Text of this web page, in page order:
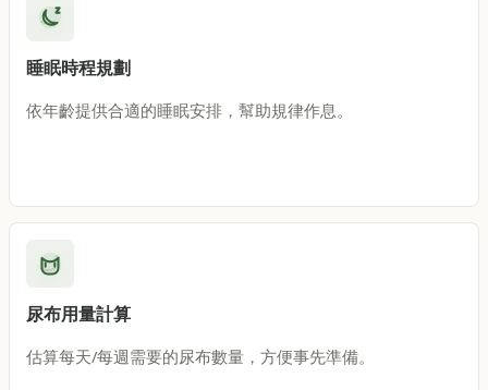
睡眠時程規劃
依年齡提供合適的睡眠安排，幫助規律作息。
尿布用量計算
估算每天/每週需要的尿布數量，方便事先準備。